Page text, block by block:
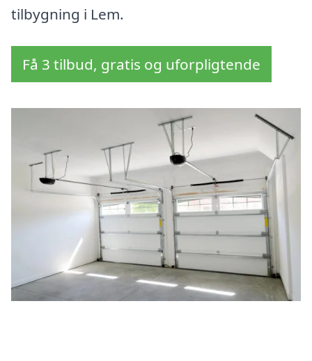
tilbygning i Lem.
Få 3 tilbud, gratis og uforpligtende